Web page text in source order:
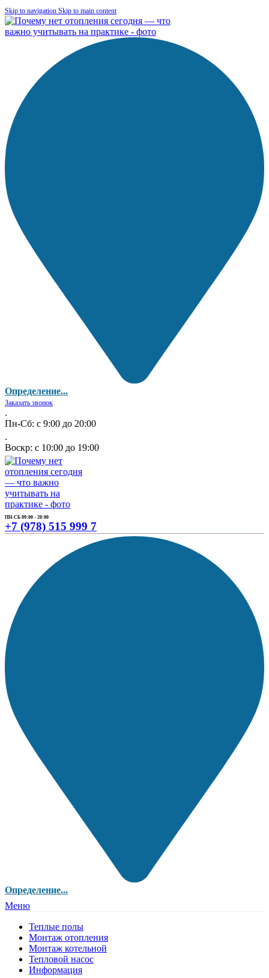
Skip to navigation Skip to main content
Определение...
Заказать звонок
.
Пн-Сб: с 9:00 до 20:00
.
Воскр: с 10:00 до 19:00
ПН-СБ 09:00 - 20:00
+7 (978) 515 999 7
Определение...
Меню
Теплые полы
Монтаж отопления
Монтаж котельной
Тепловой насос
Информация